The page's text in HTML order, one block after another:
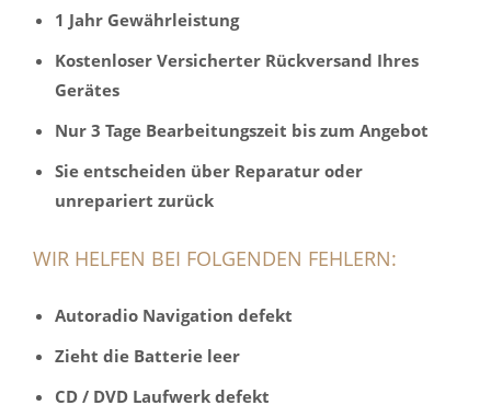
1 Jahr Gewährleistung
Kostenloser Versicherter Rückversand Ihres
Gerätes
Nur 3 Tage Bearbeitungszeit bis zum Angebot
Sie entscheiden über Reparatur oder
unrepariert zurück
WIR HELFEN BEI FOLGENDEN FEHLERN:
Autoradio Navigation defekt
Zieht die Batterie leer
CD / DVD Laufwerk defekt